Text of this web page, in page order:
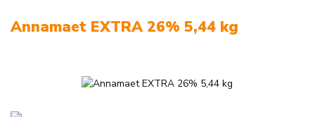
Annamaet EXTRA 26% 5,44 kg